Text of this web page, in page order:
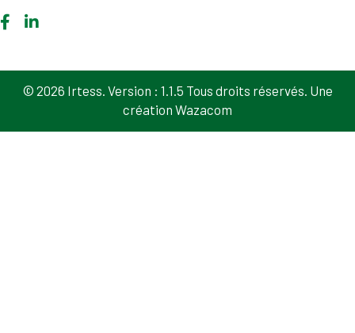
© 2026 Irtess. Version : 1.1.5 Tous droits réservés. Une
création Wazacom